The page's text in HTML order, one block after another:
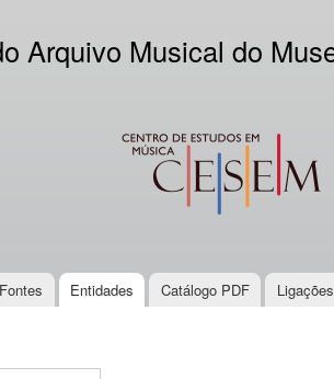
Arquivo Musical do
CESEM
Fontes Entidades Catálogo PDF